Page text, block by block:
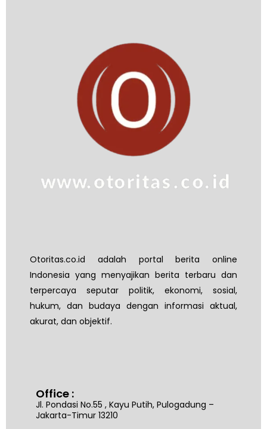
Otoritas.co.id adalah portal berita online
Indonesia yang menyajikan berita terbaru dan
terpercaya seputar politik, ekonomi, sosial,
hukum, dan budaya dengan informasi aktual,
akurat, dan objektif.
Office :
Jl. Pondasi No.55 , Kayu Putih, Pulogadung –
Jakarta-Timur 13210